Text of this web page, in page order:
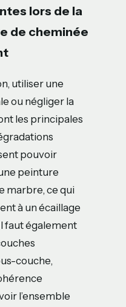
lors de la
de cheminée
utiliser une
ou négliger la
les principales
pouvoir
peinture
marbre, ce qui
à un écaillage
faut également
couche,
l’ensemble